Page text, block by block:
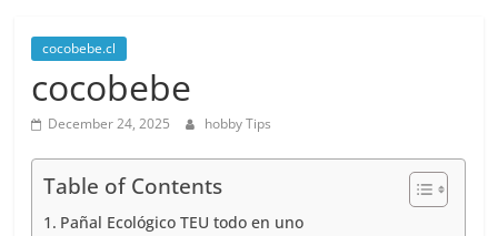
and
tricks
cocobebe.cl
cocobebe
December 24, 2025 hobby Tips
Table of Contents
Pañal Ecológico TEU todo en uno